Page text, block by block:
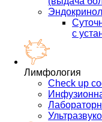
с
Лимфология
Check up